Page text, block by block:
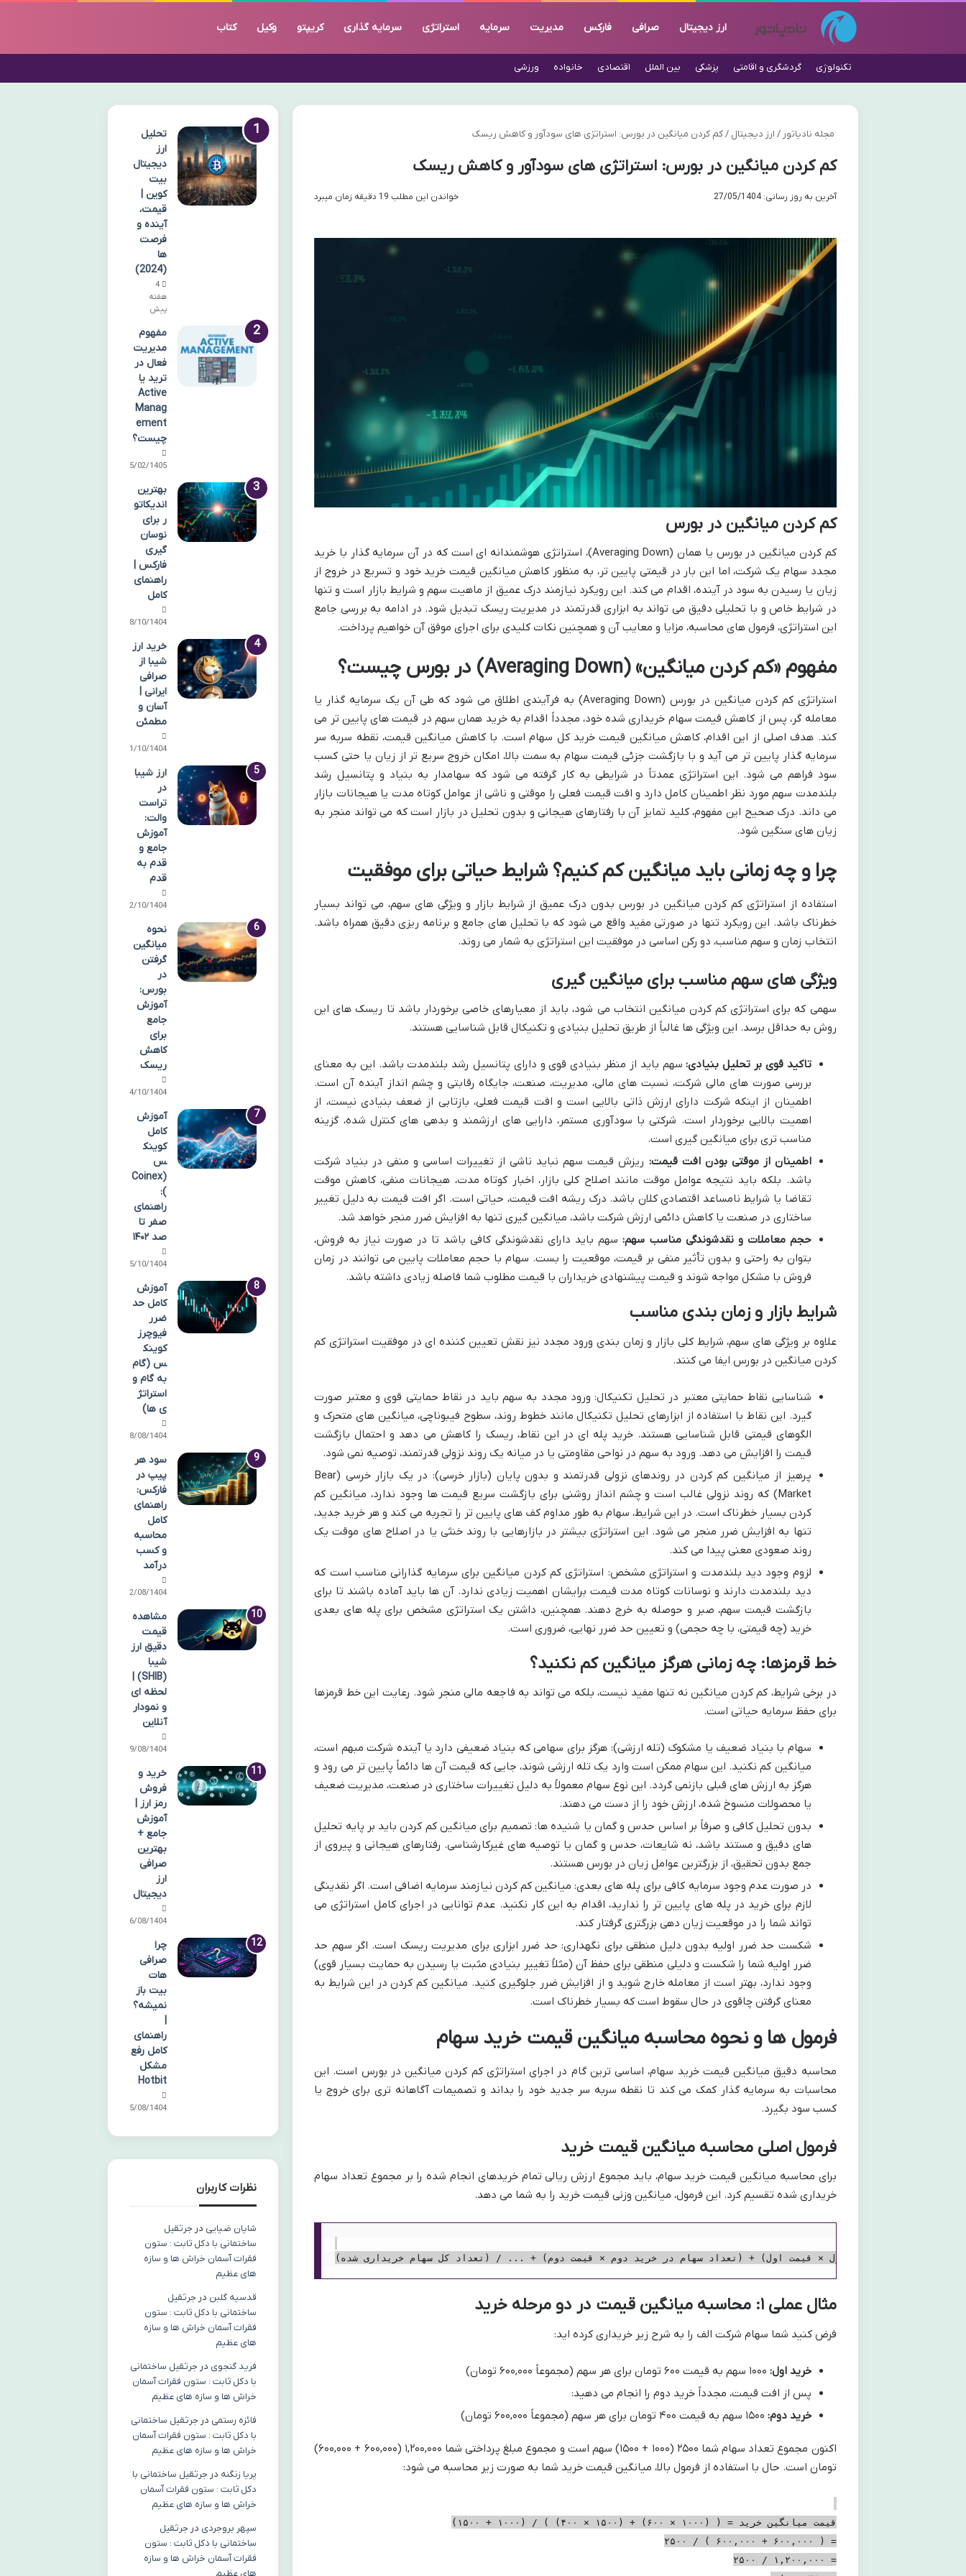
ارز دیجیتال صرافی فارکس مدیریت سرمایه استراتژی سرمایه گذاری کریپتو وکیل کتاب
تکنولوژی گردشگری و اقامتی پزشکی بین الملل اقتصادی خانواده ورزشی
مجله نادیاتور / ارز دیجیتال / کم کردن میانگین در بورس: استراتژی های سودآور و کاهش ریسک
کم کردن میانگین در بورس: استراتژی های سودآور و کاهش ریسک
آخرین به روز رسانی: 27/05/1404 خواندن این مطلب 19 دقیقه زمان میبرد
كم كردن ميانگين در بورس
كم كردن ميانگين در بورس یا همان (Averaging Down)، استراتژی هوشمندانه ای است که در آن سرمایه گذار با خرید
مجدد سهام یک شرکت، اما این بار در قیمتی پایین تر، به منظور کاهش میانگین قیمت خرید خود و تسریع در خروج از
زیان یا رسیدن به سود در آینده، اقدام می کند. این رویکرد نیازمند درک عمیق از ماهیت سهم و شرایط بازار است و تنها
در شرایط خاص و با تحلیلی دقیق می تواند به ابزاری قدرتمند در مدیریت ریسک تبدیل شود. در ادامه به بررسی جامع
این استراتژی، فرمول های محاسبه، مزایا و معایب آن و همچنین نکات کلیدی برای اجرای موفق آن خواهیم پرداخت.
مفهوم «کم کردن میانگین» (Averaging Down) در بورس چیست؟
استراتژی كم كردن ميانگين در بورس (Averaging Down) به فرآیندی اطلاق می شود که طی آن یک سرمایه گذار یا
معامله گر، پس از کاهش قیمت سهام خریداری شده خود، مجدداً اقدام به خرید همان سهم در قیمت های پایین تر می
کند. هدف اصلی از این اقدام، کاهش میانگین قیمت خرید کل سهام است. با کاهش میانگین قیمت، نقطه سربه سر
سرمایه گذار پایین تر می آید و با بازگشت جزئی قیمت سهام به سمت بالا، امکان خروج سریع تر از زیان یا حتی کسب
سود فراهم می شود. این استراتژی عمدتاً در شرایطی به کار گرفته می شود که سهامدار به بنیاد و پتانسیل رشد
بلندمدت سهم مورد نظر اطمینان کامل دارد و افت قیمت فعلی را موقتی و ناشی از عوامل کوتاه مدت یا هیجانات بازار
می داند. درک صحیح این مفهوم، کلید تمایز آن با رفتارهای هیجانی و بدون تحلیل در بازار است که می تواند منجر به
زیان های سنگین شود.
چرا و چه زمانی باید میانگین کم کنیم؟ شرایط حیاتی برای موفقیت
استفاده از استراتژی كم كردن ميانگين در بورس بدون درک عمیق از شرایط بازار و ویژگی های سهم، می تواند بسیار
خطرناک باشد. این رویکرد تنها در صورتی مفید واقع می شود که با تحلیل های جامع و برنامه ریزی دقیق همراه باشد.
انتخاب زمان و سهم مناسب، دو رکن اساسی در موفقیت این استراتژی به شمار می روند.
ویژگی های سهم مناسب برای میانگین گیری
سهمی که برای استراتژی كم كردن ميانگين انتخاب می شود، باید از معیارهای خاصی برخوردار باشد تا ریسک های این
روش به حداقل برسد. این ویژگی ها غالباً از طریق تحلیل بنیادی و تکنیکال قابل شناسایی هستند.
تاکید قوی بر تحلیل بنیادی:سهم باید از منظر بنیادی قوی و دارای پتانسیل رشد بلندمدت باشد. این به معنای
بررسی صورت های مالی شرکت، نسبت های مالی، مدیریت، صنعت، جایگاه رقابتی و چشم انداز آینده آن است.
اطمینان از اینکه شرکت دارای ارزش ذاتی بالایی است و افت قیمت فعلی، بازتابی از ضعف بنیادی نیست، از
اهمیت بالایی برخوردار است. شرکتی با سودآوری مستمر، دارایی های ارزشمند و بدهی های کنترل شده، گزینه
مناسب تری برای میانگین گیری است.
اطمینان از موقتی بودن افت قیمت: ریزش قیمت سهم نباید ناشی از تغییرات اساسی و منفی در بنیاد شرکت
باشد. بلکه باید نتیجه عوامل موقت مانند اصلاح کلی بازار، اخبار کوتاه مدت، هیجانات منفی، کاهش موقت
تقاضا یا شرایط نامساعد اقتصادی کلان باشد. درک ریشه افت قیمت، حیاتی است. اگر افت قیمت به دلیل تغییر
ساختاری در صنعت یا کاهش دائمی ارزش شرکت باشد، میانگین گیری تنها به افزایش ضرر منجر خواهد شد.
حجم معاملات و نقدشوندگی مناسب سهم:سهم باید دارای نقدشوندگی کافی باشد تا در صورت نیاز به فروش،
بتوان به راحتی و بدون تأثیر منفی بر قیمت، موقعیت را بست. سهام با حجم معاملات پایین می توانند در زمان
فروش با مشکل مواجه شوند و قیمت پیشنهادی خریداران با قیمت مطلوب شما فاصله زیادی داشته باشد.
شرایط بازار و زمان بندی مناسب
علاوه بر ویژگی های سهم، شرایط کلی بازار و زمان بندی ورود مجدد نیز نقش تعیین کننده ای در موفقیت استراتژی كم
كردن ميانگين در بورس ایفا می کنند.
شناسایی نقاط حمایتی معتبر در تحلیل تکنیکال: ورود مجدد به سهم باید در نقاط حمایتی قوی و معتبر صورت
گیرد. این نقاط با استفاده از ابزارهای تحلیل تکنیکال مانند خطوط روند، سطوح فیبوناچی، میانگین های متحرک و
الگوهای قیمتی قابل شناسایی هستند. خرید پله ای در این نقاط، ریسک را کاهش می دهد و احتمال بازگشت
قیمت را افزایش می دهد. ورود به سهم در نواحی مقاومتی یا در میانه یک روند نزولی قدرتمند، توصیه نمی شود.
پرهیز از میانگین کم کردن در روندهای نزولی قدرتمند و بدون پایان (بازار خرسی): در یک بازار خرسی (Bear
Market) که روند نزولی غالب است و چشم انداز روشنی برای بازگشت سریع قیمت ها وجود ندارد، میانگین کم
کردن بسیار خطرناک است. در این شرایط، سهام به طور مداوم کف های پایین تر را تجربه می کند و هر خرید جدید،
تنها به افزایش ضرر منجر می شود. این استراتژی بیشتر در بازارهایی با روند خنثی یا در اصلاح های موقت یک
روند صعودی معنی پیدا می کند.
لزوم وجود دید بلندمدت و استراتژی مشخص: استراتژی كم كردن ميانگين برای سرمایه گذارانی مناسب است که
دید بلندمدت دارند و نوسانات کوتاه مدت قیمت برایشان اهمیت زیادی ندارد. آن ها باید آماده باشند تا برای
بازگشت قیمت سهم، صبر و حوصله به خرج دهند. همچنین، داشتن یک استراتژی مشخص برای پله های بعدی
خرید (چه قیمتی، با چه حجمی) و تعیین حد ضرر نهایی، ضروری است.
خط قرمزها: چه زمانی هرگز میانگین کم نکنید؟
در برخی شرایط، کم کردن میانگین نه تنها مفید نیست، بلکه می تواند به فاجعه مالی منجر شود. رعایت این خط قرمزها
برای حفظ سرمایه حیاتی است.
سهام با بنیاد ضعیف یا مشکوک (تله ارزشی): هرگز برای سهامی که بنیاد ضعیفی دارد یا آینده شرکت مبهم است،
میانگین کم نکنید. این سهام ممکن است وارد یک تله ارزشی شوند، جایی که قیمت آن ها دائماً پایین تر می رود و
هرگز به ارزش های قبلی بازنمی گردد. این نوع سهام معمولاً به دلیل تغییرات ساختاری در صنعت، مدیریت ضعیف
یا محصولات منسوخ شده، ارزش خود را از دست می دهند.
بدون تحلیل کافی و صرفاً بر اساس حدس و گمان یا شنیده ها: تصمیم برای میانگین کم کردن باید بر پایه تحلیل
های دقیق و مستند باشد، نه شایعات، حدس و گمان یا توصیه های غیرکارشناسی. رفتارهای هیجانی و پیروی از
جمع بدون تحقیق، از بزرگترین عوامل زیان در بورس هستند.
در صورت عدم وجود سرمایه کافی برای پله های بعدی: میانگین کم کردن نیازمند سرمایه اضافی است. اگر نقدینگی
لازم برای خرید در پله های پایین تر را ندارید، اقدام به این کار نکنید. عدم توانایی در اجرای کامل استراتژی می
تواند شما را در موقعیت زیان دهی بزرگتری گرفتار کند.
شکست حد ضرر اولیه بدون دلیل منطقی برای نگهداری: حد ضرر ابزاری برای مدیریت ریسک است. اگر سهم حد
ضرر اولیه شما را شکست و دلیلی منطقی برای حفظ آن (مثلاً تغییر بنیادی مثبت یا رسیدن به حمایت بسیار قوی)
وجود ندارد، بهتر است از معامله خارج شوید و از افزایش ضرر جلوگیری کنید. میانگین کم کردن در این شرایط به
معنای گرفتن چاقوی در حال سقوط است که بسیار خطرناک است.
فرمول ها و نحوه محاسبه میانگین قیمت خرید سهام
محاسبه دقیق میانگین قیمت خرید سهام، اساسی ترین گام در اجرای استراتژی كم كردن ميانگين در بورس است. این
محاسبات به سرمایه گذار کمک می کند تا نقطه سربه سر جدید خود را بداند و تصمیمات آگاهانه تری برای خروج یا
کسب سود بگیرد.
فرمول اصلی محاسبه میانگین قیمت خرید
برای محاسبه میانگین قیمت خرید سهام، باید مجموع ارزش ریالی تمام خریدهای انجام شده را بر مجموع تعداد سهام
خریداری شده تقسیم کرد. این فرمول، میانگین وزنی قیمت خرید را به شما می دهد.
مثال عملی ۱: محاسبه میانگین قیمت در دو مرحله خرید
فرض کنید شما سهام شرکت الف را به شرح زیر خریداری کرده اید:
خرید اول:
پس از افت قیمت، مجدداً خرید دوم را انجام می دهید:
خرید دوم:
اکنون مجموع تعداد سهام شما ۲۵۰۰ (۱۰۰۰ + ۱۵۰۰) سهم است و مجموع مبلغ پرداختی شما ۱,۲۰۰,۰۰۰ (۶۰۰,۰۰۰ + ۶۰۰,۰۰۰)
تومان است. حال با استفاده از فرمول بالا، میانگین قیمت خرید شما به صورت زیر محاسبه می شود:
قیمت میانگین خرید = ( (۱۰۰۰ × ۶۰۰) + (۱۵۰۰ × ۴۰۰) ) / (۱۰۰۰ + ۱۵۰۰)
= ( ۶۰۰,۰۰۰ + ۶۰۰,۰۰۰ ) / ۲۵۰۰
= ۱,۲۰۰,۰۰۰ / ۲۵۰۰
تحلیل
ارز
دیجیتال
بیت
کوین |
قیمت،
آینده و
فرصت
ها
(2024)
4
هفته
پیش
مفهوم
مدیریت
فعال در
ترید یا
Active
Manag
ement
چیست؟
15/02/1405
بهترین
اندیکاتو
ر برای
نوسان
گیری
فارکس |
راهنمای
کامل
08/10/1404
خرید ارز
شیبا از
صرافی
ایرانی |
آسان و
مطمئن
11/10/1404
ارز شیبا
در
تراست
والت:
آموزش
جامع و
قدم به
قدم
12/10/1404
نحوه
میانگین
گرفتن
در
بورس:
آموزش
جامع
برای
کاهش
ریسک
14/10/1404
آموزش
کامل
کوینک
س
(Coinex
):
راهنمای
صفر تا
صد ۱۴۰۲
15/10/1404
آموزش
کامل حد
ضرر
فیوچرز
کوینک
س (گام
به گام و
استراتژ
ی ها)
18/08/1404
سود هر
پیپ در
فارکس:
راهنمای
کامل
محاسبه
و کسب
درآمد
12/08/1404
مشاهده
قیمت
دقیق ارز
شیبا
(SHIB) |
لحظه ای
و نمودار
آنلاین
09/08/1404
خرید و
فروش
رمز ارز |
آموزش
جامع +
بهترین
صرافی
ارز
دیجیتال
06/08/1404
چرا
صرافی
هات
بیت باز
نمیشه؟
|
راهنمای
کامل رفع
مشکل
Hotbit
05/08/1404
نظرات کاربران
شایان ضیایی در جرثقیل
ساختمانی با دکل ثابت : ستون
فقرات آسمان خراش ها و سازه
های عظیم
قدسیه گلبن در جرثقیل
ساختمانی با دکل ثابت : ستون
فقرات آسمان خراش ها و سازه
های عظیم
فرید گنجوی در جرثقیل ساختمانی
با دکل ثابت : ستون فقرات آسمان
خراش ها و سازه های عظیم
فائزه رستمی در جرثقیل ساختمانی
با دکل ثابت : ستون فقرات آسمان
خراش ها و سازه های عظیم
پریا زنگنه در جرثقیل ساختمانی با
دکل ثابت : ستون فقرات آسمان
خراش ها و سازه های عظیم
سپهر بروجردی در جرثقیل
ساختمانی با دکل ثابت : ستون
فقرات آسمان خراش ها و سازه
های عظیم